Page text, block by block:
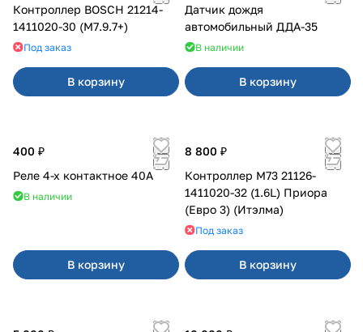
Контроллер BOSCH 21214-
1411020-30 (M7.9.7+)
Под заказ
В корзину
Датчик дождя
автомобильный ДДА-35
В наличии
В корзину
400 ₽
Реле 4-х контактное 40А
В наличии
В корзину
8 800 ₽
Контроллер М73 21126-
1411020-32 (1.6L) Приора
(Евро 3) (Итэлма)
Под заказ
В корзину